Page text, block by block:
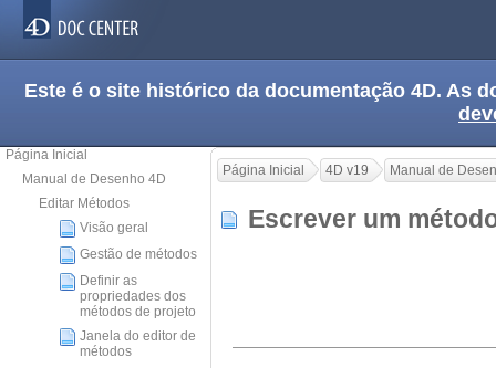
Este é o site histórico da documentação 4D. As
Página Inicial
Manual de Desenho 4D
Editar Métodos
Visão geral
Gestão de métodos
Definir as
propriedades dos
métodos de projeto
Janela do editor de
métodos
Página Inicial 4D v19 Manual de
Escrever um